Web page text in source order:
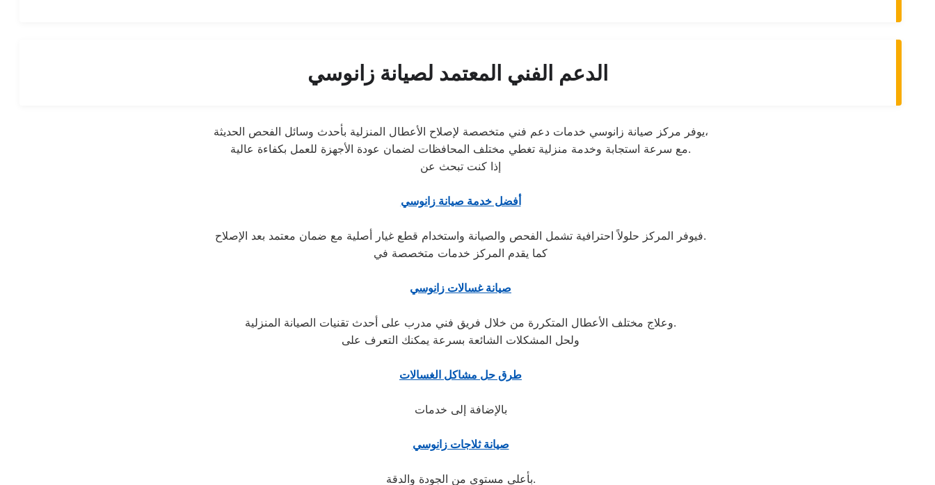
الدعم الفني المعتمد لصيانة زانوسي
يوفر مركز صيانة زانوسي خدمات دعم فني متخصصة لإصلاح الأعطال المنزلية بأحدث وسائل الفحص الحديثة،
مع سرعة استجابة وخدمة منزلية تغطي مختلف المحافظات لضمان عودة الأجهزة للعمل بكفاءة عالية.
إذا كنت تبحث عن
أفضل خدمة صيانة زانوسي
فيوفر المركز حلولاً احترافية تشمل الفحص والصيانة واستخدام قطع غيار أصلية مع ضمان معتمد بعد الإصلاح.
كما يقدم المركز خدمات متخصصة في
صيانة غسالات زانوسي
وعلاج مختلف الأعطال المتكررة من خلال فريق فني مدرب على أحدث تقنيات الصيانة المنزلية.
ولحل المشكلات الشائعة بسرعة يمكنك التعرف على
طرق حل مشاكل الغسالات
بالإضافة إلى خدمات
صيانة ثلاجات زانوسي
بأعلى مستوى من الجودة والدقة.